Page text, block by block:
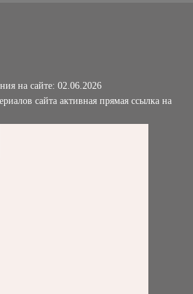
на сайте: 02.06.2026
сайта активная прямая ссылка на